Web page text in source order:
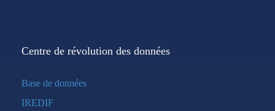
Centre de révolution des données
Base de données
IREDIF